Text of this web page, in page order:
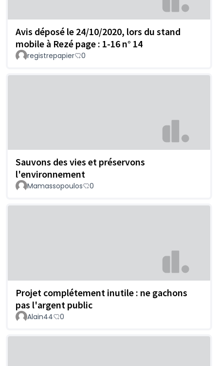
Avis déposé le 24/10/2020, lors du stand
mobile à Rezé page : 1-16 n° 14
registrepapier 0
Sauvons des vies et préservons
l'environnement
Mamassopoulos 0
Projet complétement inutile : ne gachons
pas l'argent public
Alain44 0